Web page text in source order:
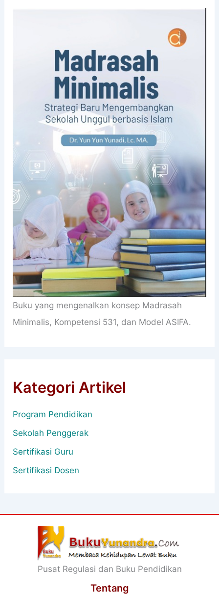
Buku yang mengenalkan konsep Madrasah
Minimalis, Kompetensi 531, dan Model ASIFA.
Kategori Artikel
Program Pendidikan
Sekolah Penggerak
Sertifikasi Guru
Sertifikasi Dosen
Pusat Regulasi dan Buku Pendidikan
Tentang